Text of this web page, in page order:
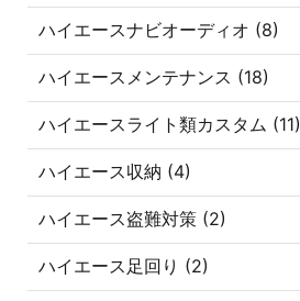
ハイエースナビオーディオ (8)
ハイエースメンテナンス (18)
ハイエースライト類カスタム (11)
ハイエース収納 (4)
ハイエース盗難対策 (2)
ハイエース足回り (2)